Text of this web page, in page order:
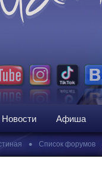
Новости Афиша
• Список форумов